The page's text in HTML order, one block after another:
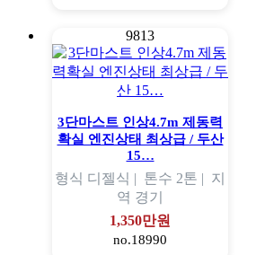
9813
3단마스트 인상4.7m 제동력
확실 엔진상태 최상급 / 두산
15…
형식 디젤식 | 톤수 2톤 | 지
역 경기
1,350만원
no.18990